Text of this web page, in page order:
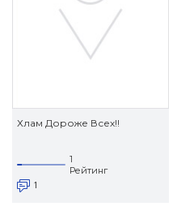
Хлам Дороже Всех!!
1
Рейтинг
1